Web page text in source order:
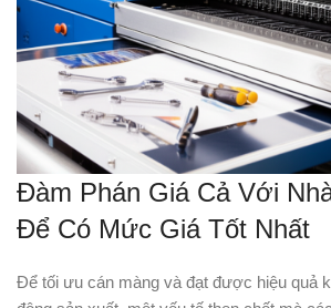
Đàm Phán Giá Cả Với
Để Có Mức Giá Tốt Nhất
Để tối ưu cán màng và đạt được hiệu quả